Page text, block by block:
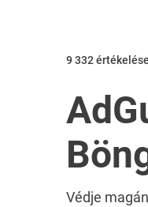
9 332
Védje